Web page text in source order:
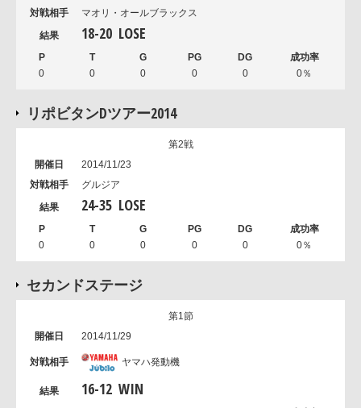
マオリ・オールブラックス
18-20 LOSE
0 0 0 0 0 0％
リポビタンDツアー2014
第2戦
2014/11/23
グルジア
24-35 LOSE
0 0 0 0 0 0％
セカンドステージ
第1節
2014/11/29
ヤマハ発動機
16-12 WIN